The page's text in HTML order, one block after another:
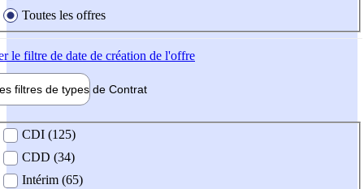
Toutes les offres
le filtre de date de création de l'offre
filtres de types de Contrat
contrat
CDI (125)
CDD (34)
Intérim (65)